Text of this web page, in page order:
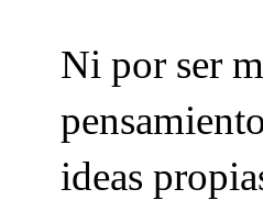
Ni por ser
ideas